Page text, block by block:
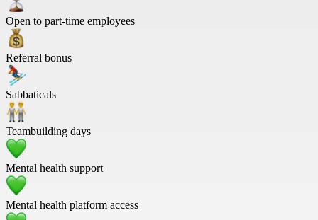
Open to part-time employees
Referral bonus
Sabbaticals
Teambuilding days
Mental health support
Mental health platform access